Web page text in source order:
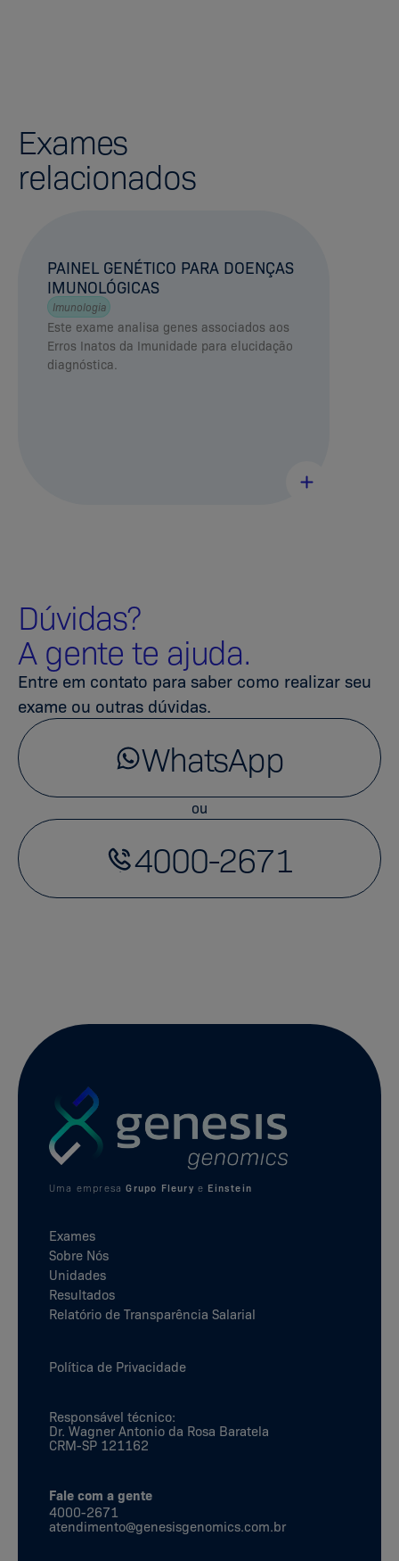
Exames
relacionados
PAINEL GENÉTICO PARA DOENÇAS
IMUNOLÓGICAS
Imunologia
Este exame analisa genes associados aos
Erros Inatos da Imunidade para elucidação
diagnóstica.
Dúvidas?
A gente te ajuda.
Entre em contato para saber como realizar seu
exame ou outras dúvidas.
WhatsApp
ou
4000-2671
Uma empresaGrupo Fleury e Einstein
Exames
Sobre Nós
Unidades
Resultados
Relatório de Transparência Salarial
Política de Privacidade
Responsável técnico:
Dr. Wagner Antonio da Rosa Baratela
CRM-SP 121162
Fale com a gente
4000-2671
atendimento@genesisgenomics.com.br